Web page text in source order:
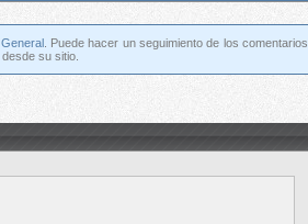
General. Puede hacer un seguimiento de los comentarios
desde su sitio.